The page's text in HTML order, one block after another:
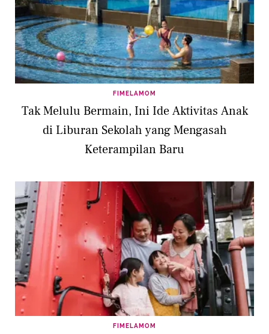
FIMELAMOM
Tak Melulu Bermain, Ini Ide Aktivitas Anak
di Liburan Sekolah yang Mengasah
Keterampilan Baru
FIMELAMOM